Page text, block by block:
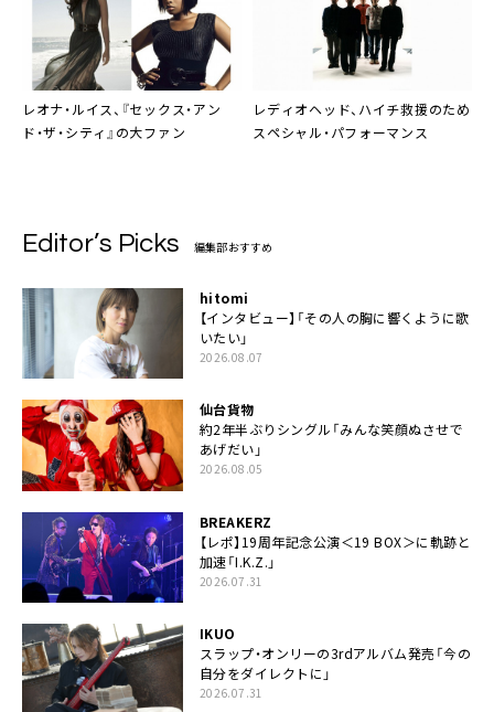
レオナ・ルイス 、『セックス・アン
ド・ザ・シティ』の大ファン
レディオヘッド、ハイチ救援のため
スペシャル・パフォーマンス
Editor’s Picks 編集部おすすめ
hitomi
【インタビュー】「その人の胸に響くように歌
いたい」
2026.08.07
仙台貨物
約2年半ぶりシングル「みんな笑顔ぬさせで
あげだい」
2026.08.05
BREAKERZ
【レポ】19周年記念公演＜19 BOX＞に軌跡と
加速「I.K.Z.」
2026.07.31
IKUO
スラップ・オンリーの3rdアルバム発売「今の
自分をダイレクトに」
2026.07.31